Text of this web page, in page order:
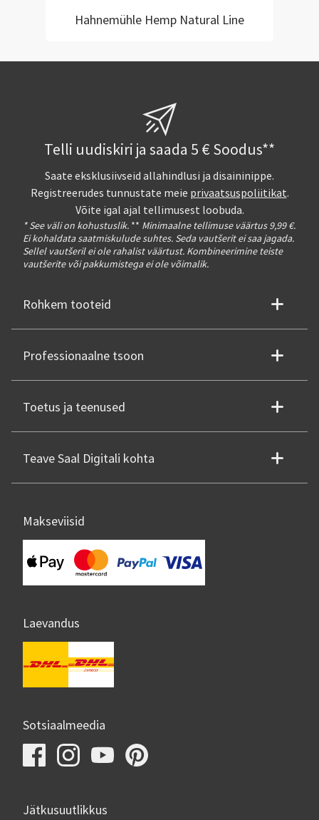
Hahnemühle Hemp Natural Line
Telli uudiskiri ja saada 5 € Soodus**
Saate eksklusiivseid allahindlusi ja disaininippe.
Registreerudes tunnustate meie privaatsuspoliitikat.
Võite igal ajal tellimusest loobuda.
* See väli on kohustuslik. ** Minimaalne tellimuse väärtus 9,99 €.
Ei kohaldata saatmiskulude suhtes. Seda vautšerit ei saa jagada.
Sellel vautšeril ei ole rahalist väärtust. Kombineerimine teiste
vautšerite või pakkumistega ei ole võimalik.
Rohkem tooteid
Professionaalne tsoon
Toetus ja teenused
Teave Saal Digitali kohta
Makseviisid
Laevandus
Sotsiaalmeedia
Jätkusuutlikkus